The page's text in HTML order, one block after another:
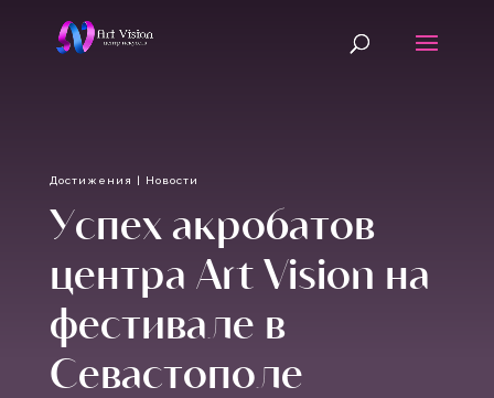
Достижения | Новости
Успех акробатов
центра Art Vision на
фестивале в
Севастополе